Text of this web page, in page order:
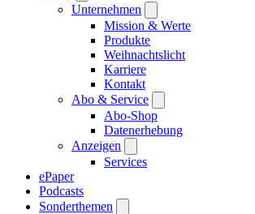
Unternehmen
Mission & Werte
Produkte
Weihnachtslicht
Karriere
Kontakt
Abo & Service
Abo-Shop
Datenerhebung
Anzeigen
Services
ePaper
Podcasts
Sonderthemen